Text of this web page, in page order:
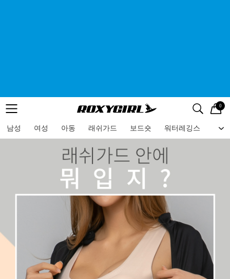
메뉴 검색
로고 0
남성 여성 아동 래쉬가드 보드숏 워터레깅스 비
메뉴